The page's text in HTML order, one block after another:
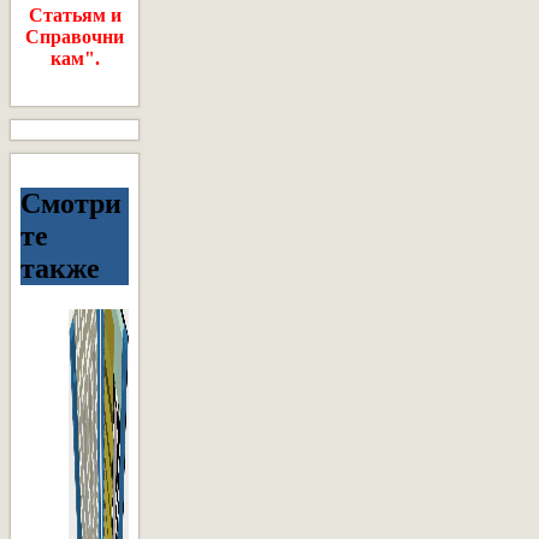
Статьям и
Справочни
кам".
Смотри
те
также